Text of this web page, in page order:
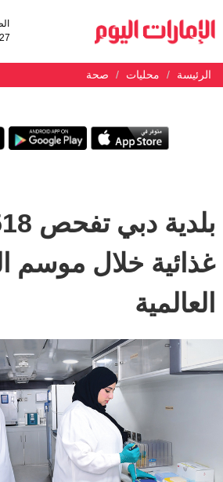
الرئيسة محليات صحة
غذائية خلال موسم
العالمية